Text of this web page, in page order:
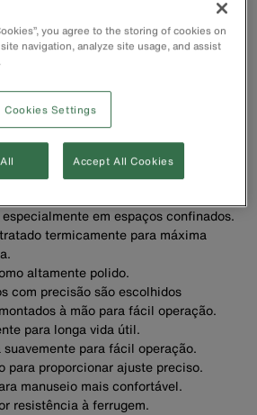
em espaços confinados.
termicamente para máxima
altamente polido.
com precisão são escolhidos
à mão para fácil operação.
para longa vida útil.
para fácil operação.
para proporcionar ajuste preciso.
manuseio mais confortável.
resistência à ferrugem.
you agree to the storing of cookies on
navigation, analyze site usage, and assist
Cookies Settings
Accept All Cookies